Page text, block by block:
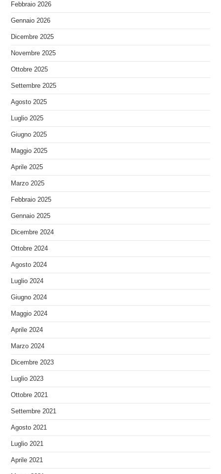
Febbraio 2026
Gennaio 2026
Dicembre 2025
Novembre 2025
Ottobre 2025
Settembre 2025
Agosto 2025
Luglio 2025
Giugno 2025
Maggio 2025
Aprile 2025
Marzo 2025
Febbraio 2025
Gennaio 2025
Dicembre 2024
Ottobre 2024
Agosto 2024
Luglio 2024
Giugno 2024
Maggio 2024
Aprile 2024
Marzo 2024
Dicembre 2023
Luglio 2023
Ottobre 2021
Settembre 2021
Agosto 2021
Luglio 2021
Aprile 2021